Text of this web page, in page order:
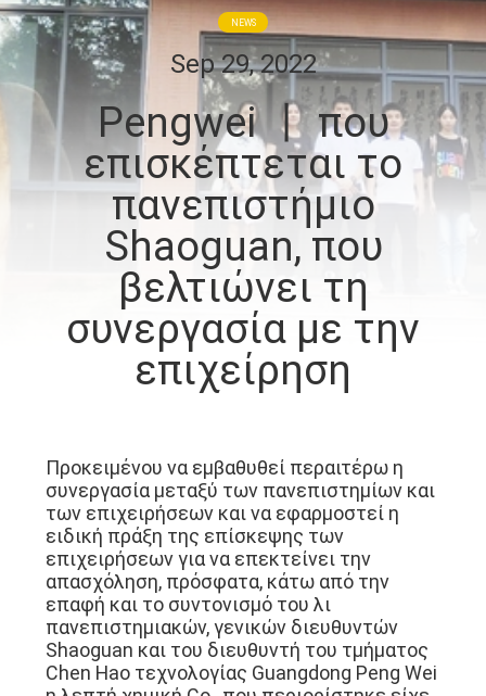
ΣΧΕΤΙΚΆ
ΜΕ
ΕΜΆΣ
ΓΎΡΟΣ
ΕΡΓΟΣΤΑΣΊΩΝ
ΠΟΙΟΤΙΚΌΣ
ΈΛΕΓΧΟΣ
ΌΛΕΣ
ΠΕΡΙΠΤΏΣΕΙΣ
SITEMAP
NEWS
Sep 29, 2022
Pengwei 丨 που
επισκέπτεται το
πανεπιστήμιο
Shaoguan, που
βελτιώνει τη
συνεργασία με την
επιχείρηση
Προκειμένου να εμβαθυθεί περαιτέρω η
συνεργασία μεταξύ των πανεπιστημίων και
των επιχειρήσεων και να εφαρμοστεί η
ειδική πράξη της επίσκεψης των
επιχειρήσεων για να επεκτείνει την
απασχόληση, πρόσφατα, κάτω από την
επαφή και το συντονισμό του λι
πανεπιστημιακών, γενικών διευθυντών
Shaoguan και του διευθυντή του τμήματος
Chen Hao τεχνολογίας Guangdong Peng Wei